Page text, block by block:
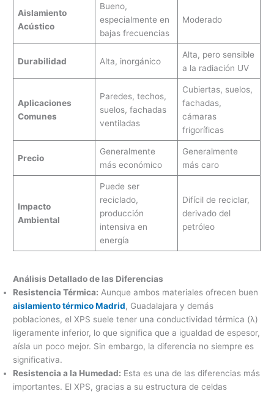
Aislamiento
Acústico
Bueno,
especialmente en
bajas frecuencias
Moderado
Durabilidad Alta, inorgánico
Alta, pero sensible
a la radiación UV
Aplicaciones
Comunes
Paredes, techos,
suelos, fachadas
ventiladas
Cubiertas, suelos,
fachadas,
cámaras
frigoríficas
Precio
Generalmente
más económico
Generalmente
más caro
Impacto
Ambiental
Puede ser
reciclado,
producción
intensiva en
energía
Difícil de reciclar,
derivado del
petróleo
Análisis Detallado de las Diferencias
Resistencia Térmica: Aunque ambos materiales ofrecen buen
aislamiento térmico Madrid, Guadalajara y demás
poblaciones, el XPS suele tener una conductividad térmica (λ)
ligeramente inferior, lo que significa que a igualdad de espesor,
aísla un poco mejor. Sin embargo, la diferencia no siempre es
significativa.
Resistencia a la Humedad: Esta es una de las diferencias más
importantes. El XPS, gracias a su estructura de celdas